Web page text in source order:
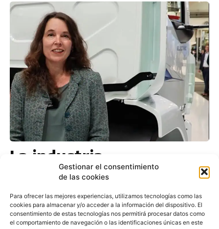
Gestionar el consentimiento
de las cookies
Para ofrecer las mejores experiencias, utilizamos tecnologías como las
cookies para almacenar y/o acceder a la información del dispositivo. El
consentimiento de estas tecnologías nos permitirá procesar datos como
el comportamiento de navegación o las identificaciones únicas en este
La industria
automovilística europea
se opone a un Brexit
duro